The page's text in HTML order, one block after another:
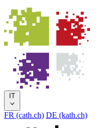
IT
FR (cath.ch) DE (kath.ch)